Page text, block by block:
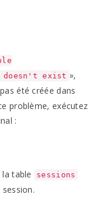
doesn't exist »,
pas été créée dans
problème, exécutez
:
table sessions